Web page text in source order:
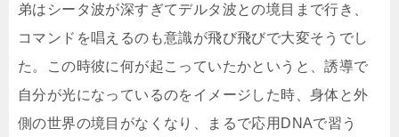
弟はシータ波が深すぎてデルタ波との境目まで行き、
コマンドを唱えるのも意識が飛び飛びで大変そうでし
た。この時彼に何が起こっていたかというと、誘導で
自分が光になっているのをイメージした時、身体と外
側の世界の境目がなくなり、まるで応用DNAで習う